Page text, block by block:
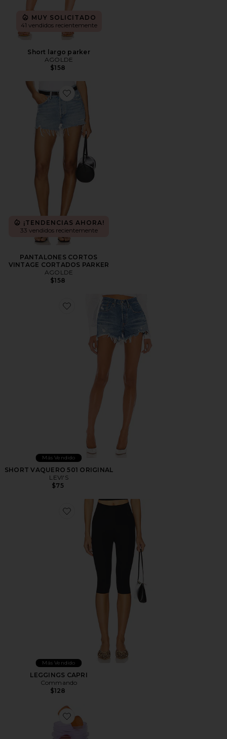
MUY SOLICITADO
41 vendidos recientemente
Short largo parker
AGOLDE
$158
Favorite PANTALONES CORTOS VINTAGE
¡TENDENCIAS AHORA!
33 vendidos recientemente
PANTALONES CORTOS
VINTAGE CORTADOS PARKER
AGOLDE
$158
Favorite SHORT VAQUERO 501 ORIGINAL
Más Vendido
SHORT VAQUERO 501 ORIGINAL
LEVI'S
$75
Favorite LEGGINGS CAPRI
Más Vendido
LEGGINGS CAPRI
Commando
$128
Favorite GOMITAS DE VITAMINA PURR